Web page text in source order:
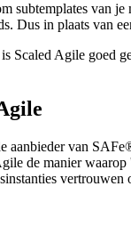
subtemplates van
Dus in plaats van
Scaled Agile goed
aanbieder van
de manier